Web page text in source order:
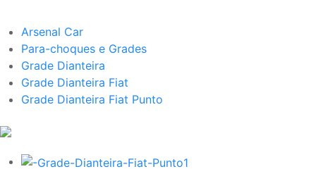
Arsenal Car
Para-choques e Grades
Grade Dianteira
Grade Dianteira Fiat
Grade Dianteira Fiat Punto